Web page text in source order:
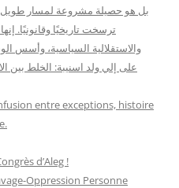
بل هو حصيلة مشروعة لمسار طويل
ترسخت تاريخيًا وقانونيًا.
والاستقلالية السياسية، وأسس
على إلي ولد اسنيبة: الخلط بين
entre exceptions, histoire
d’Aleg !
Oppression Personne